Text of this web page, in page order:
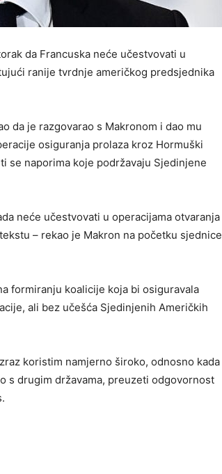
da Francuska neće učestvovati u
ranije tvrdnje američkog predsjednika
da je razgovarao s Makronom i dao mu
osiguranja prolaza kroz Hormuški
se naporima koje podržavaju Sjedinjene
neće učestvovati u operacijama otvaranja
– rekao je Makron na početku sjednice
formiranju koalicije koja bi osiguravala
ali bez učešća Sjedinjenih Američkih
koristim namjerno široko, odnosno kada
s drugim državama, preuzeti odgovornost